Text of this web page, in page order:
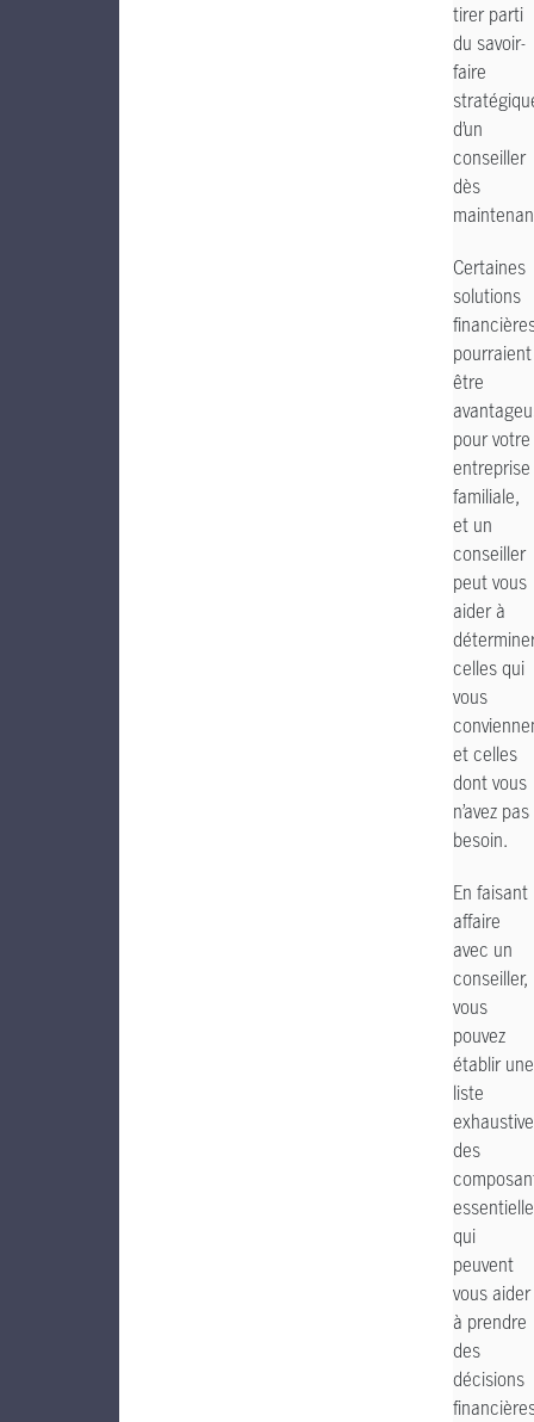
tirer parti
du savoir-
faire
d’un
conseiller
dès
Certaines
solutions
pourraient
être
pour votre
entreprise
familiale,
et un
conseiller
peut vous
aider à
celles qui
vous
et celles
dont vous
n’avez pas
besoin.
En faisant
affaire
avec un
conseiller,
vous
pouvez
établir une
liste
exhaustive
des
qui
peuvent
vous aider
à prendre
des
décisions